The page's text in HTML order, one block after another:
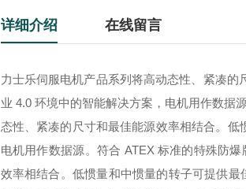
详细介绍 在线留言
力士乐伺服电机产品系列将高动态性、紧凑
业 4.0 环境中的智能解决方案，电机用作数据
态性、紧凑的尺寸和最佳能源效率相结合。低
电机用作数据源。符合 ATEX 标准的特殊防爆
效率相结合。低惯量和中惯量的转子可提供